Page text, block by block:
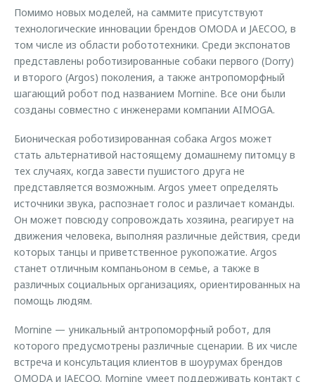
Помимо новых моделей, на саммите присутствуют
технологические инновации брендов OMODA и JAECOO, в
том числе из области робототехники. Среди экспонатов
представлены роботизированные собаки первого (Dorry)
и второго (Argos) поколения, а также антропоморфный
шагающий робот под названием Mornine. Все они были
созданы совместно с инженерами компании AIMOGA.
Бионическая роботизированная собака Argos может
стать альтернативой настоящему домашнему питомцу в
тех случаях, когда завести пушистого друга не
представляется возможным. Argos умеет определять
источники звука, распознает голос и различает команды.
Он может повсюду сопровождать хозяина, реагирует на
движения человека, выполняя различные действия, среди
которых танцы и приветственное рукопожатие. Argos
станет отличным компаньоном в семье, а также в
различных социальных организациях, ориентированных на
помощь людям.
Mornine — уникальный антропоморфный робот, для
которого предусмотрены различные сценарии. В их числе
встреча и консультация клиентов в шоурумах брендов
OMODA и JAECOO. Mornine умеет поддерживать контакт с